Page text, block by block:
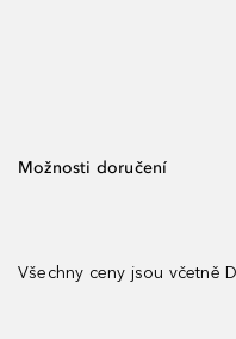
Možnosti doručení
Všechny ceny jsou včetně